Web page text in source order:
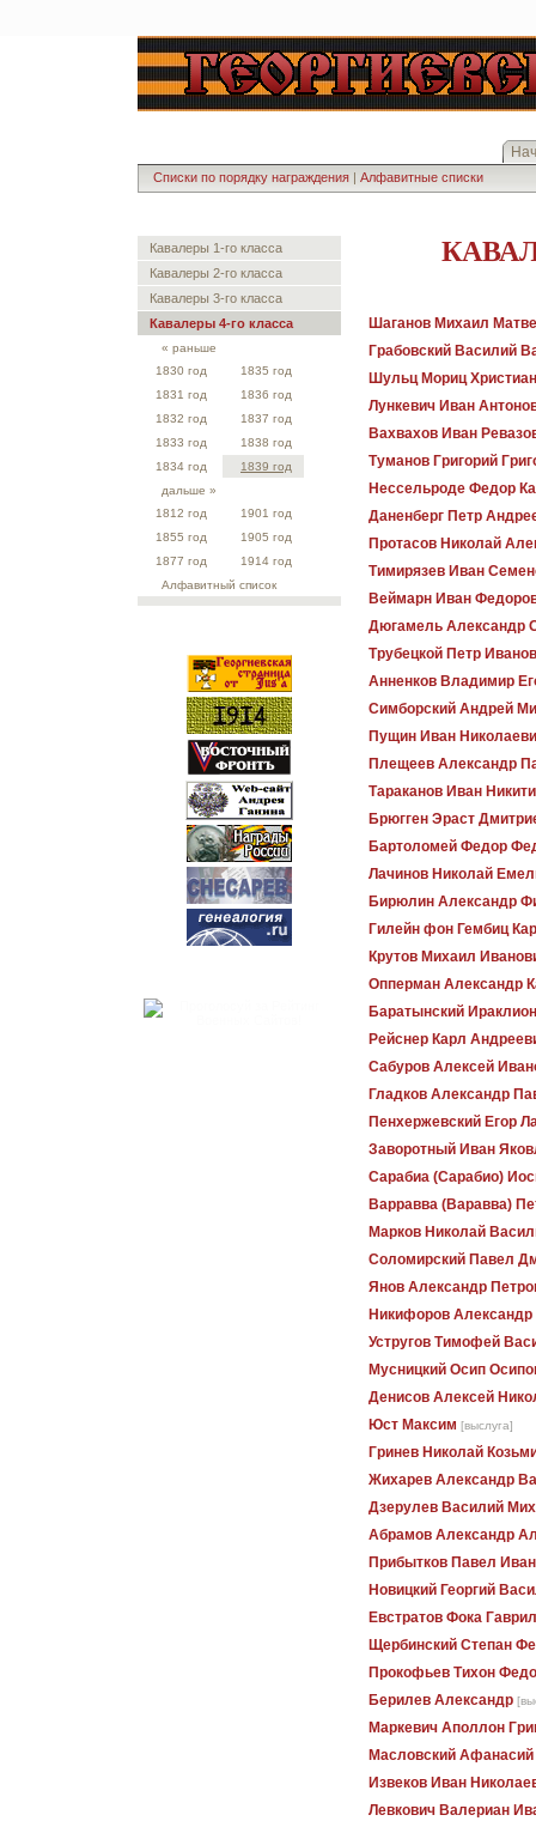
Списки по порядку награждения | Алфавитные списки
Кавалеры 1-го класса
Кавалеры 2-го класса
Кавалеры 3-го класса
Кавалеры 4-го класса
« раньше
1830 год
1835 год
1831 год
1836 год
1832 год
1837 год
1833 год
1838 год
1834 год
1839 год
дальше »
1812 год
1901 год
1855 год
1905 год
1877 год
1914 год
Алфавитный список
Шаганов Михаил
Грабовский Василий
Шульц Мориц
Лункевич Иван
Вахвахов Иван
Туманов Григорий
Нессельроде Федор
Даненберг Петр
Протасов Николай
Тимирязев Иван
Веймарн Иван
Дюгамель Александр
Трубецкой Петр
Анненков Владимир
Симборский Андрей
Пущин Иван
Плещеев Александр
Тараканов Иван
Брюгген Эраст
Бартоломей Федор
Лачинов Николай
Бирюлин Александр
Гилейн фон Гембиц
Крутов Михаил
Опперман Александр
Баратынский
Рейснер Карл
Сабуров Алексей
Гладков Александр
Пенхержевский Егор
Заворотный Иван
Сарабиа (Сарабио)
Варравва (Варавва)
Марков Николай
Соломирский Павел
Янов Александр
Никифоров Александр
Устругов Тимофей
Мусницкий Осип
Денисов Алексей
Юст Максим [выслуга]
Гринев Николай
Жихарев Александр
Дзерулев Василий
Абрамов Александр
Прибытков Павел
Новицкий Георгий
Евстратов Фока
Щербинский Степан
Прокофьев Тихон
Берилев Александр
Маркевич Аполлон
Масловский
Извеков Иван
Левкович Валериан